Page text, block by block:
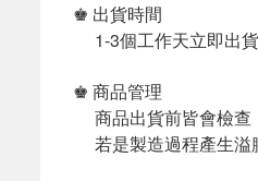
♚ 出貨時間
1-3個工作天立即出貨
♚ 商品管理
商品出貨前皆會檢查
若是製造過程產生溢